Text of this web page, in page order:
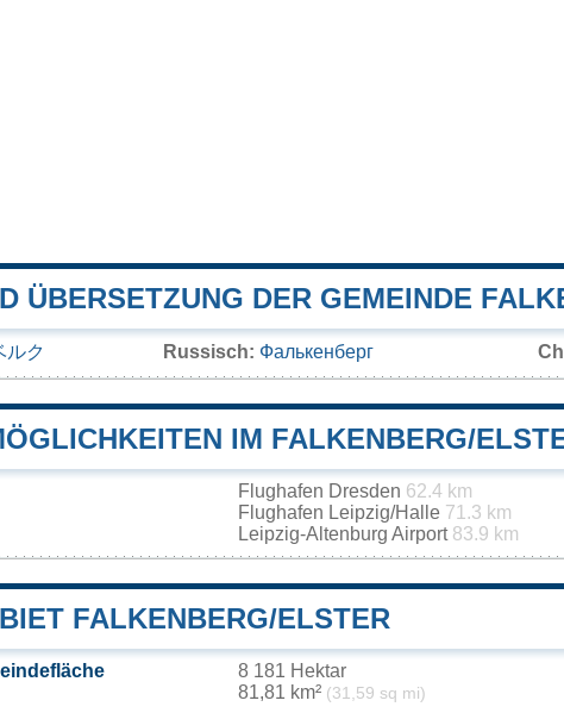
ÜBERSETZUNG DER GEMEINDE
ルク Russisch: Фалькенберг
IM FALKENBERG/
Flughafen Dresden 62.4 km
Flughafen Leipzig/Halle 71.3 km
Leipzig-Altenburg Airport 83.9 km
FALKENBERG/ELSTER
8 181 Hektar
81,81 km² (31,59 sq mi)